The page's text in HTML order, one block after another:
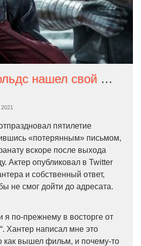
Райан Рейнольдс нашел свой «потерянный» ответ на письмо фаната «Дэдпула». Абсолютно все, что предсказывал в нем актер, не сбылось
пятилетие
«потерянным» письмом,
вскоре после выхода
Актер опубликовал в Twitter
и собственный ответ,
не смог дойти до адресата.
я по-прежнему в восторге от
Хантер написал мне это
как вышел фильм, и почему-то